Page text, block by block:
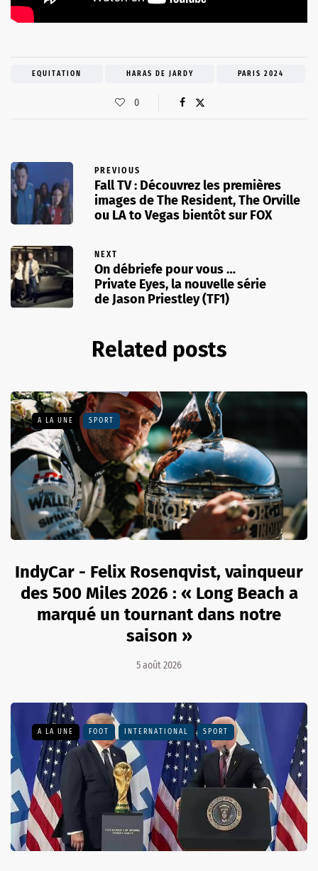
EQUITATION HARAS DE JARDY PARIS 2024
0
PREVIOUS
Fall TV : Découvrez les premières
images de The Resident, The Orville
ou LA to Vegas bientôt sur FOX
NEXT
On débriefe pour vous …
Private Eyes, la nouvelle série
de Jason Priestley (TF1)
Related posts
A LA UNE SPORT
IndyCar - Felix Rosenqvist, vainqueur
des 500 Miles 2026 : « Long Beach a
marqué un tournant dans notre
saison »
5 août 2026
A LA UNE FOOT INTERNATIONAL SPORT